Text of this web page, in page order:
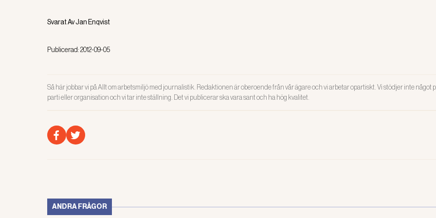
Svarat AvJan Enqvist
Publicerad:2012-09-05
Så här jobbar vi på Allt om arbetsmiljö med journalistik. Redaktionen är oberoende från vår ägare och vi arbetar opartiskt. Vi stödjer inte något
parti eller organisation och vi tar inte ställning. Det vi publicerar ska vara sant och ha hög kvalitet.
ANDRA FRÅGOR